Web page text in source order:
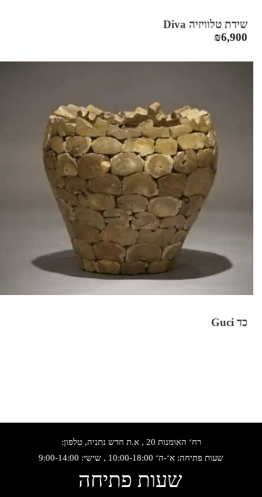
שידת טלוויזיה Diva
₪6,900
כד Guci
רח‘ האומנות 20 , א.ת חדש נתניה, טלפון:
שעות פתיחה: א‘-ה‘ 10:00-18:00 , שישי: 9:00-14:00
שעות פתיחה